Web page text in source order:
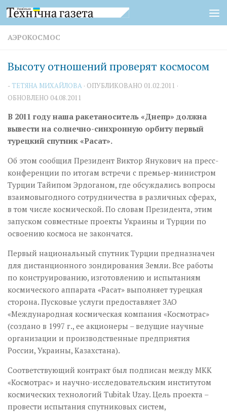
Перейти к содержимому
АЭРОКОСМОС
Высоту отношений проверят космосом
- ТЕТЯНА МИХАЙЛОВА · ОПУБЛИКОВАНО 01.02.2011 ·
ОБНОВЛЕНО 04.08.2011
В 2011 году наша ракетаноситель «Днепр» должна
вывести на солнечно-синхронную орбиту первый
турецкий спутник «Расат».
Об этом сообщил Президент Виктор Янукович на пресс-
конференции по итогам встречи с премьер-министром
Турции Тайипом Эрдоганом, где обсуждались вопросы
взаимовыгодного сотрудничества в различных сферах,
в том числе космической. По словам Президента, этим
запуском совместные проекты Украины и Турции по
освоению космоса не закончатся.
Первый национальный спутник Турции предназначен
для дистанционного зондирования Земли. Все работы
по конструированию, изготовлению и испытаниям
космического аппарата «Расат» выполняет турецкая
сторона. Пусковые услуги предоставляет ЗАО
«Международная космическая компания «Космотрас»
(создано в 1997 г., ее акционеры – ведущие научные
организации и производственные предприятия
России, Украины, Казахстана).
Соответствующий контракт был подписан между МКК
«Космотрас» и научно-исследовательским институтом
космических технологий Tubitak Uzay. Цель проекта –
провести испытания спутниковых систем,